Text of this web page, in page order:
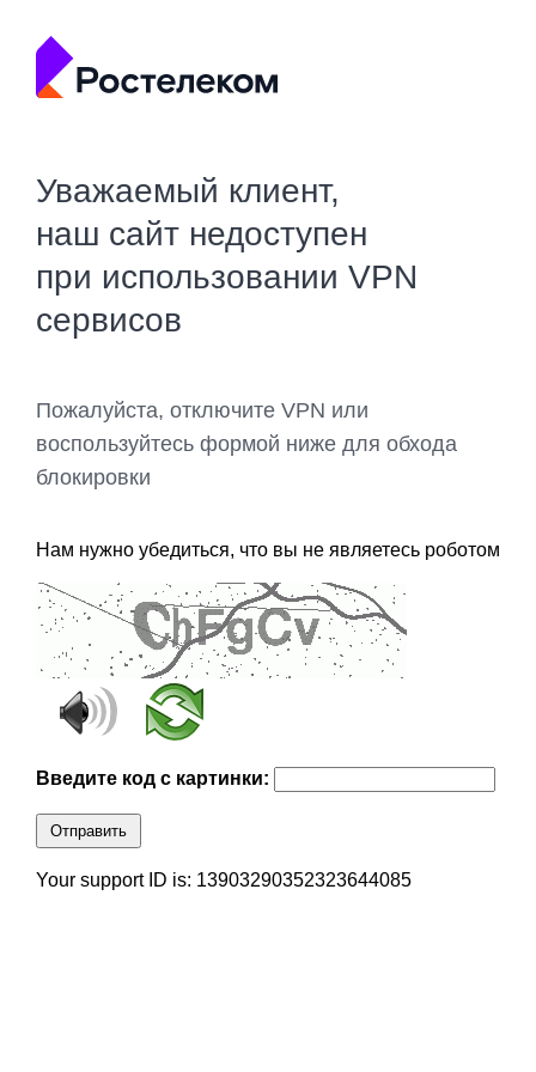
Уважаемый клиент,
наш сайт недоступен
при использовании VPN
сервисов
Пожалуйста, отключите VPN или
воспользуйтесь формой ниже для обхода
блокировки
Нам нужно убедиться, что вы не являетесь роботом
Введите код с картинки:
Отправить
Your support ID is: 13903290352323644085